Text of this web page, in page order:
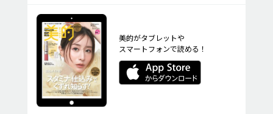
美的がタブレットや
スマートフォンで読める！